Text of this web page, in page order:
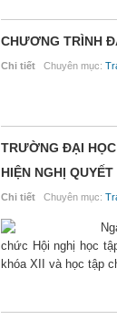
CHƯƠNG TRÌNH
Chi tiết Chuyên mục:
TRƯỜNG ĐẠI
HIỆN NGHỊ QUYẾT
Chi tiết Chuyên mục:
chức Hội nghị học
khóa XII và học tập